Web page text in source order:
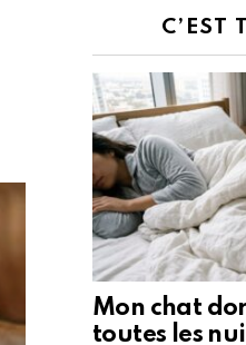
C’EST
Mon chat
toutes les